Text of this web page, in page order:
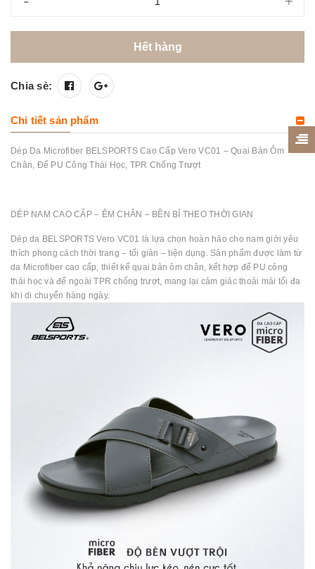
Hết hàng
Chia sẻ:
Chi tiết sản phẩm
Dép Da Microfiber BELSPORTS Cao Cấp Vero VC01 – Quai Bản Ôm
Chân, Đế PU Công Thái Học, TPR Chống Trượt
DÉP NAM CAO CẤP – ÊM CHÂN – BỀN BỈ THEO THỜI GIAN
Dép da BELSPORTS Vero VC01 là lựa chọn hoàn hảo cho nam giới yêu
thích phong cách thời trang – tối giản – tiện dụng. Sản phẩm được làm từ
da Microfiber cao cấp, thiết kế quai bản ôm chân, kết hợp đế PU công
thái học và đế ngoài TPR chống trượt, mang lại cảm giác thoải mái tối đa
khi di chuyển hàng ngày.